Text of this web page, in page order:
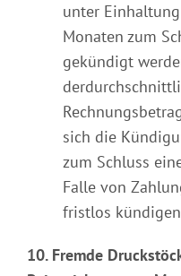
unter
Monaten zum
gekündigt
sich die
zum Schluss
Falle von
fristlos
10. Fremde